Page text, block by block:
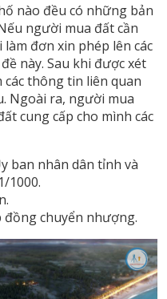
nào đều có những bản
người mua đất cần
đơn xin phép lên các
này. Sau khi được xét
thông tin liên quan
Ngoài ra, người mua
cung cấp cho mình các
ban nhân dân tỉnh và
1000.
chuyển nhượng.